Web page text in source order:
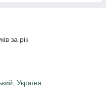
за рік
Україна